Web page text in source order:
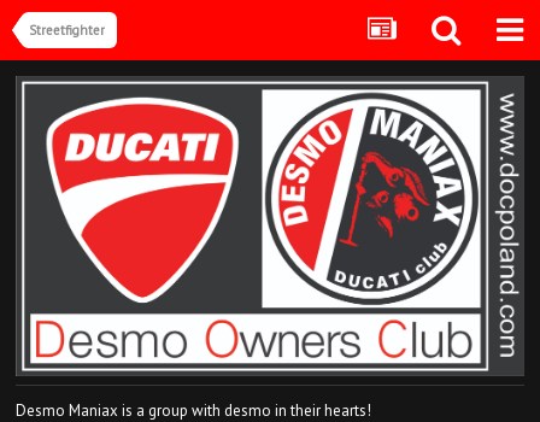
Streetfighter
Desmo Maniax is a group with desmo in their hearts!